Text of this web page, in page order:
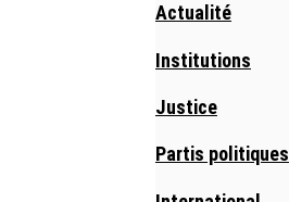
Actualité
Institutions
Justice
Partis politiques